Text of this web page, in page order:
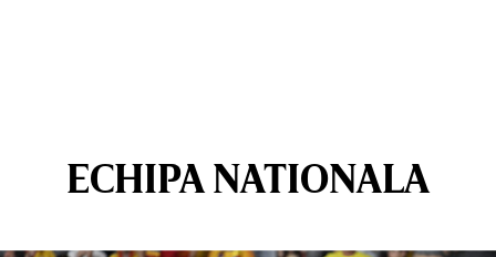
ECHIPA NATIONALA